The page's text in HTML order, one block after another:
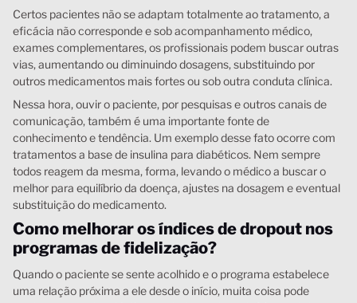
Certos pacientes não se adaptam totalmente ao tratamento, a
eficácia não corresponde e sob acompanhamento médico,
exames complementares, os profissionais podem buscar outras
vias, aumentando ou diminuindo dosagens, substituindo por
outros medicamentos mais fortes ou sob outra conduta clínica.
Nessa hora, ouvir o paciente, por pesquisas e outros canais de
comunicação, também é uma importante fonte de
conhecimento e tendência. Um exemplo desse fato ocorre com
tratamentos a base de insulina para diabéticos. Nem sempre
todos reagem da mesma, forma, levando o médico a buscar o
melhor para equilíbrio da doença, ajustes na dosagem e eventual
substituição do medicamento.
Como melhorar os índices de dropout nos
programas de fidelização?
Quando o paciente se sente acolhido e o programa estabelece
uma relação próxima a ele desde o início, muita coisa pode